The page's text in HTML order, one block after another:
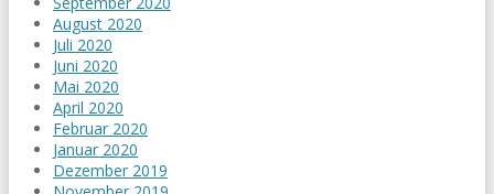
August 2020
Juli 2020
Juni 2020
Mai 2020
April 2020
Februar 2020
Januar 2020
Dezember 2019